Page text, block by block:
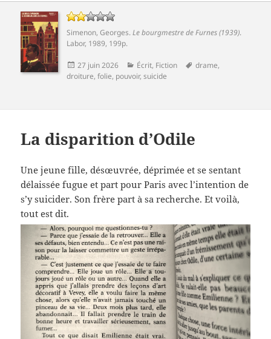
Simenon, Georges.Le bourgmestre de Furnes (1939).
Labor, 1989, 199p.
Publié
le
27 juin 2026 Catégories
Écrit, Fiction
Mots-
drame,
droiture, folie, pouvoir, suicide
La disparition d’Odile
Une jeune fille, désœuvrée, déprimée et se sentant
délaissée fugue et part pour Paris avec l’intention de
s’y suicider. Son frère part à sa recherche. Et voilà,
tout est dit.